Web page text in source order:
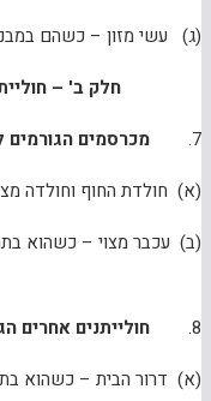
(ג) עשי מזון – כשהם
חלק ב' –
7.
מכרסמים
(א) חולדת החוף וחולדה
(ב) עכבר מצוי – כשהוא
8.
חולייתנים אחרים
(א) דרור הבית – כשהוא